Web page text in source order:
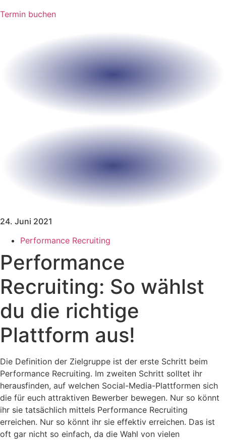
Termin buchen
24. Juni 2021
Performance Recruiting
Performance
Recruiting: So wählst
du die richtige
Plattform aus!
Die Definition der Zielgruppe ist der erste Schritt beim
Performance Recruiting. Im zweiten Schritt solltet ihr
herausfinden, auf welchen Social-Media-Plattformen sich
die für euch attraktiven Bewerber bewegen. Nur so könnt
ihr sie tatsächlich mittels Performance Recruiting
erreichen. Nur so könnt ihr sie effektiv erreichen. Das ist
oft gar nicht so einfach, da die Wahl von vielen